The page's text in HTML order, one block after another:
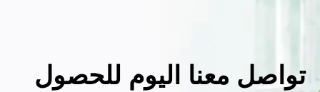
تواصل معنا اليوم للحصول